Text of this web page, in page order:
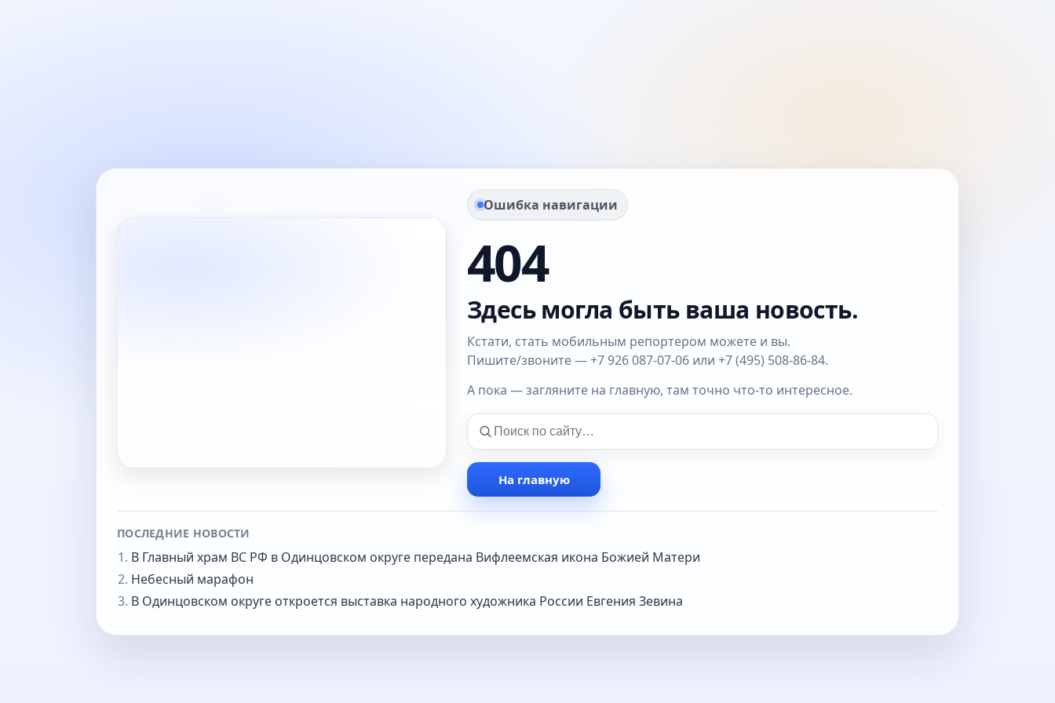
Ошибка навигации
404
Здесь могла быть ваша новость.
Кстати, стать мобильным репортером можете и вы.
Пишите/звоните — +7 926 087-07-06 или +7 (495) 508-86-84.
А пока — загляните на главную, там точно что-то интересное.
На главную
ПОСЛЕДНИЕ НОВОСТИ
В Главный храм ВС РФ в Одинцовском округе передана Вифлеемская икона Божией Матери
Небесный марафон
В Одинцовском округе откроется выставка народного художника России Евгения Зевина